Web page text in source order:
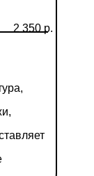
2 350 р.